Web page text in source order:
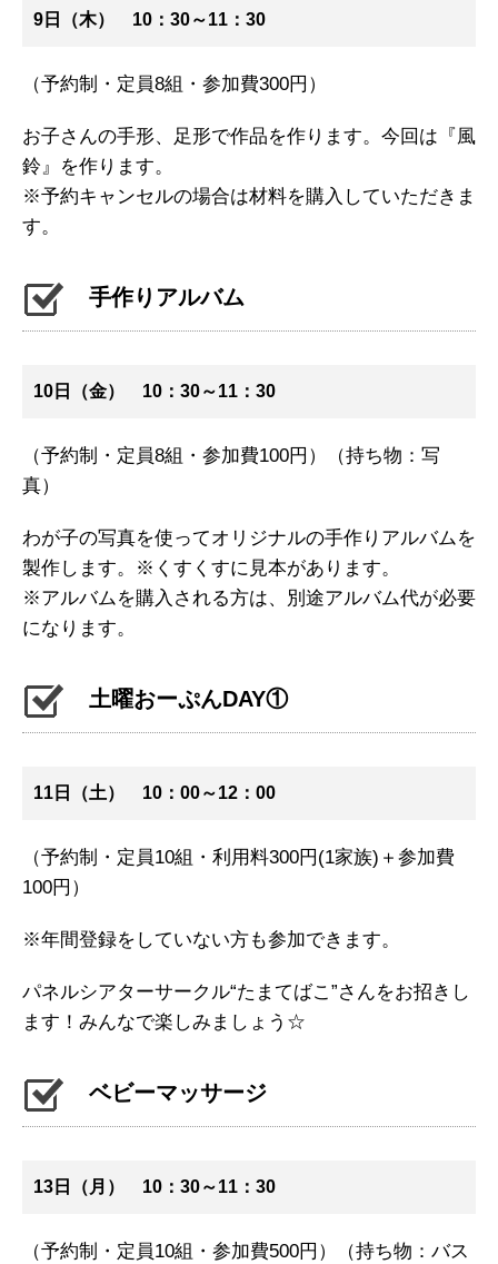
9日（木） 10：30～11：30
（予約制・定員8組・参加費300円）
お子さんの手形、足形で作品を作ります。今回は『風
鈴』を作ります。
※予約キャンセルの場合は材料を購入していただきま
す。
手作りアルバム
10日（金） 10：30～11：30
（予約制・定員8組・参加費100円）（持ち物：写
真）
わが子の写真を使ってオリジナルの手作りアルバムを
製作します。※くすくすに見本があります。
※アルバムを購入される方は、別途アルバム代が必要
になります。
土曜おーぷんDAY①
11日（土） 10：00～12：00
（予約制・定員10組・利用料300円(1家族)＋参加費
100円）
※年間登録をしていない方も参加できます。
パネルシアターサークル“たまてばこ”さんをお招きし
ます！みんなで楽しみましょう☆
ベビーマッサージ
13日（月） 10：30～11：30
（予約制・定員10組・参加費500円）（持ち物：バス